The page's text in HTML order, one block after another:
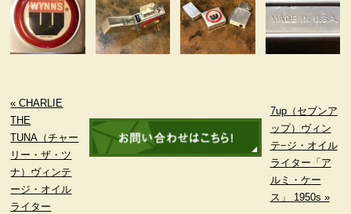
« CHARLIE
THE
TUNA（チャー
リー・ザ・ツ
ナ）ヴィンテ
ージ・オイル
ライター
7up（セブンア
ップ）ヴィン
テ−ジ・オイル
ライター「ア
ルミ・ケー
ス」 1950s »